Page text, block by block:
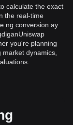
calculate the exact
the real-time
ng conversion ay
you're planning
dynamics,